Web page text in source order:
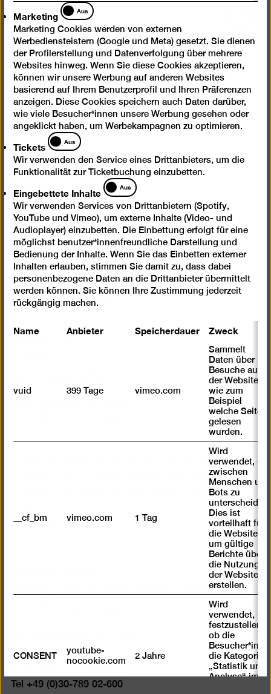
InstagramFacebookYouTube Spotify
Presse
Newsletter
Kontakt
Impressum
Digitale Barrierefreiheit
Datenschutz
Jobs
Cookie-Einstellungen
Öffnungszeiten
Mi – Mo 10 – 18 Uhr
Dienstags geschlossen
Happy Wednesday: 6 € Eintritt für alle an jedem 1.
Tickets kaufen
Ticketkooperation Jüdisches Museum Berlin:
Ermäßigter Eintritt gegen Vorlage eines Tickets des
Jüdischen Museums. Dieses Angebot gilt auch
mit mit mit
Landesmuseum für Moderne Kunst, Fotografie und
10969 Berlin
Tel +49 (0)30-789 02-600
Marketing
Marketing
Aus
Marketing Cookies werden von externen
Werbediensteistern (Google und Meta) gesetzt. Sie dienen
der Profilerstellung und Datenverfolgung über mehrere
Websites hinweg. Wenn Sie diese Cookies akzeptieren,
können wir unsere Werbung auf anderen Websites
basierend auf Ihrem Benutzerprofil und Ihren Präferenzen
anzeigen. Diese Cookies speichern auch Daten darüber,
wie viele Besucher*innen unsere Werbung gesehen oder
angeklickt haben, um Werbekampagnen zu optimieren.
Tickets
Tickets
Aus
Wir verwenden den Service eines Drittanbieters, um die
Funktionalität zur Ticketbuchung einzubetten.
Eingebettete Inhalte
Eingebettete
Inhalte
Aus
Wir verwenden Services von Drittanbietern (Spotify,
YouTube und Vimeo), um externe Inhalte (Video- und
Audioplayer) einzubetten. Die Einbettung erfolgt für eine
möglichst benutzer*innenfreundliche Darstellung und
Bedienung der Inhalte. Wenn Sie das Einbetten externer
Inhalten erlauben, stimmen Sie damit zu, dass dabei
personenbezogene Daten an die Drittanbieter übermittelt
werden können. Sie können Ihre Zustimmung jederzeit
rückgängig machen.
Name Anbieter Speicherdauer Zweck
vuid 399 Tage vimeo.com
Sammelt
Daten über
Besuche auf
der Website,
wie zum
Beispiel
welche Seiten
gelesen
wurden.
__cf_bm vimeo.com 1 Tag
Wird
verwendet, um
zwischen
Menschen und
Bots zu
unterscheiden.
Dies ist
vorteilhaft für
die Website,
um gültige
Berichte über
die Nutzung
der Website zu
erstellen.
CONSENT
youtube-
nocookie.com
2 Jahre
Wird
verwendet, um
festzustellen ,
ob die
Besucher*in
die Kategorie
„Statistik und
Analyse“ im